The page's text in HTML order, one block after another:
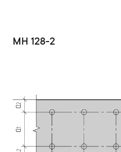
МН 128-2